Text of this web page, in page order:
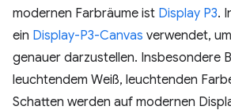
modernen Farbräume ist Display P3.
ein Display-P3-Canvas verwendet,
genauer darzustellen. Insbesondere
leuchtendem Weiß, leuchtenden
Schatten werden auf modernen